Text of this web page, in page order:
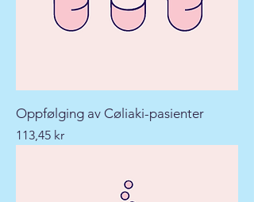
Oppfølging av Cøliaki-pasienter
Pris
113,45 kr